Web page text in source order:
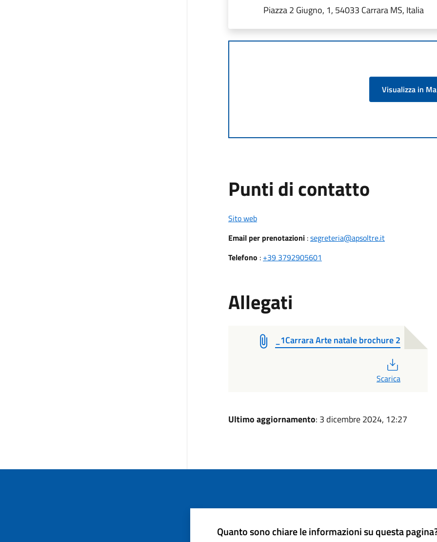
Piazza 2 Giugno, 1, 54033 Carrara MS, Italia
Visualizza in
Punti di contatto
Sito web
Email per prenotazioni:segreteria@apsoltre.it
Telefono : +39 3792905601
Allegati
_1Carrara Arte natale brochure 2
Scarica
Ultimo aggiornamento: 3 dicembre 2024, 12:27
Quanto sono chiare le informazioni su questa